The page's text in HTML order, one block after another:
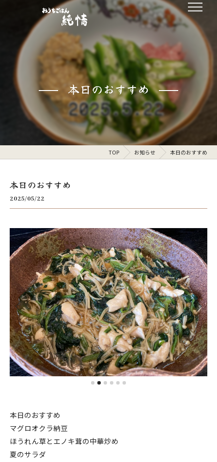
本日のおすすめ
TOP お知らせ 本日のおすすめ
本日のおすすめ
2025/05/22
本日のおすすめ
マグロオクラ納豆
ほうれん草とエノキ茸の中華炒め
夏のサラダ